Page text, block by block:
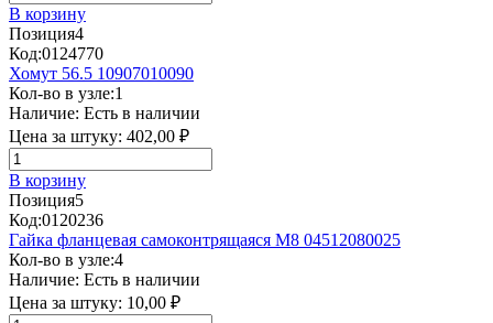
В корзину
Позиция4
Код:0124770
Хомут 56.5 10907010090
Кол-во в узле:1
Наличие: Есть в наличии
Цена за штуку: 402,00 ₽
В корзину
Позиция5
Код:0120236
Гайка фланцевая самоконтрящаяся М8 04512080025
Кол-во в узле:4
Наличие: Есть в наличии
Цена за штуку: 10,00 ₽